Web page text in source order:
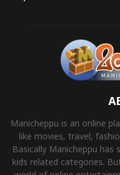
Manicheppu is an online
like movies, travel,
Basically Manicheppu has
kids related categories.